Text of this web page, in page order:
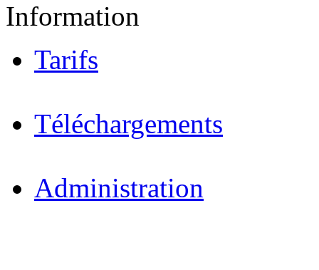
Information
Tarifs
Téléchargements
Administration